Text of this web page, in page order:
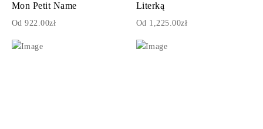
Mon Petit Name
Od 922.00zł
Literką
Od 1,225.00zł